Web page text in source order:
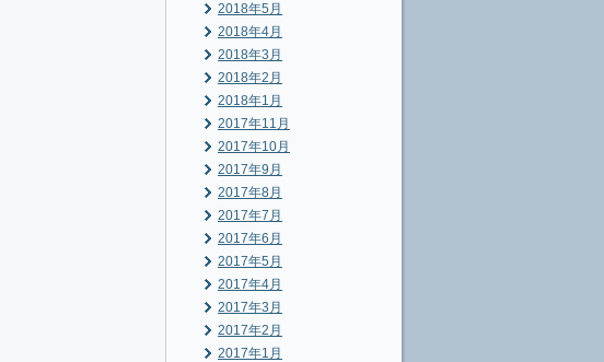
2018年5月
2018年4月
2018年3月
2018年2月
2018年1月
2017年11月
2017年10月
2017年9月
2017年8月
2017年7月
2017年6月
2017年5月
2017年4月
2017年3月
2017年2月
2017年1月